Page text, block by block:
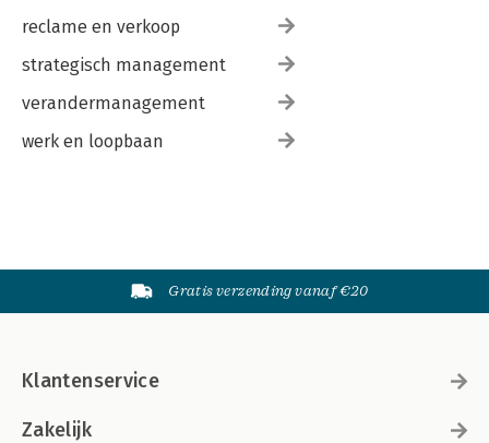
reclame en verkoop
strategisch management
verandermanagement
werk en loopbaan
Gratis verzending vanaf €20
Klantenservice
Zakelijk